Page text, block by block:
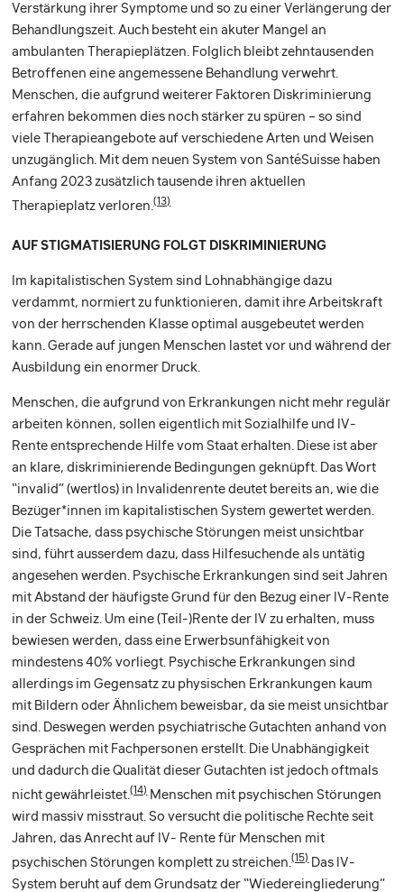
Verstärkung ihrer Symptome und so zu einer Verlängerung der
Behandlungszeit. Auch besteht ein akuter Mangel an
ambulanten Therapieplätzen. Folglich bleibt zehntausenden
Betroffenen eine angemessene Behandlung verwehrt.
Menschen, die aufgrund weiterer Faktoren Diskriminierung
erfahren bekommen dies noch stärker zu spüren – so sind
viele Therapieangebote auf verschiedene Arten und Weisen
unzugänglich. Mit dem neuen System von SantéSuisse haben
Anfang 2023 zusätzlich tausende ihren aktuellen
Therapieplatz verloren.(13)
AUF STIGMATISIERUNG FOLGT DISKRIMINIERUNG
Im kapitalistischen System sind Lohnabhängige dazu
verdammt, normiert zu funktionieren, damit ihre Arbeitskraft
von der herrschenden Klasse optimal ausgebeutet werden
kann. Gerade auf jungen Menschen lastet vor und während der
Ausbildung ein enormer Druck.
Menschen, die aufgrund von Erkrankungen nicht mehr regulär
arbeiten können, sollen eigentlich mit Sozialhilfe und IV-
Rente entsprechende Hilfe vom Staat erhalten. Diese ist aber
an klare, diskriminierende Bedingungen geknüpft. Das Wort
“invalid” (wertlos) in Invalidenrente deutet bereits an, wie die
Bezüger*innen im kapitalistischen System gewertet werden.
Die Tatsache, dass psychische Störungen meist unsichtbar
sind, führt ausserdem dazu, dass Hilfesuchende als untätig
angesehen werden. Psychische Erkrankungen sind seit Jahren
mit Abstand der häufigste Grund für den Bezug einer IV-Rente
in der Schweiz. Um eine (Teil-)Rente der IV zu erhalten, muss
bewiesen werden, dass eine Erwerbsunfähigkeit von
mindestens 40% vorliegt. Psychische Erkrankungen sind
allerdings im Gegensatz zu physischen Erkrankungen kaum
mit Bildern oder Ähnlichem beweisbar, da sie meist unsichtbar
sind. Deswegen werden psychiatrische Gutachten anhand von
Gesprächen mit Fachpersonen erstellt. Die Unabhängigkeit
und dadurch die Qualität dieser Gutachten ist jedoch oftmals
nicht gewährleistet.(14)Menschen mit psychischen Störungen
wird massiv misstraut. So versucht die politische Rechte seit
Jahren, das Anrecht auf IV- Rente für Menschen mit
psychischen Störungen komplett zu streichen.(15)Das IV-
System beruht auf dem Grundsatz der “Wiedereingliederung”